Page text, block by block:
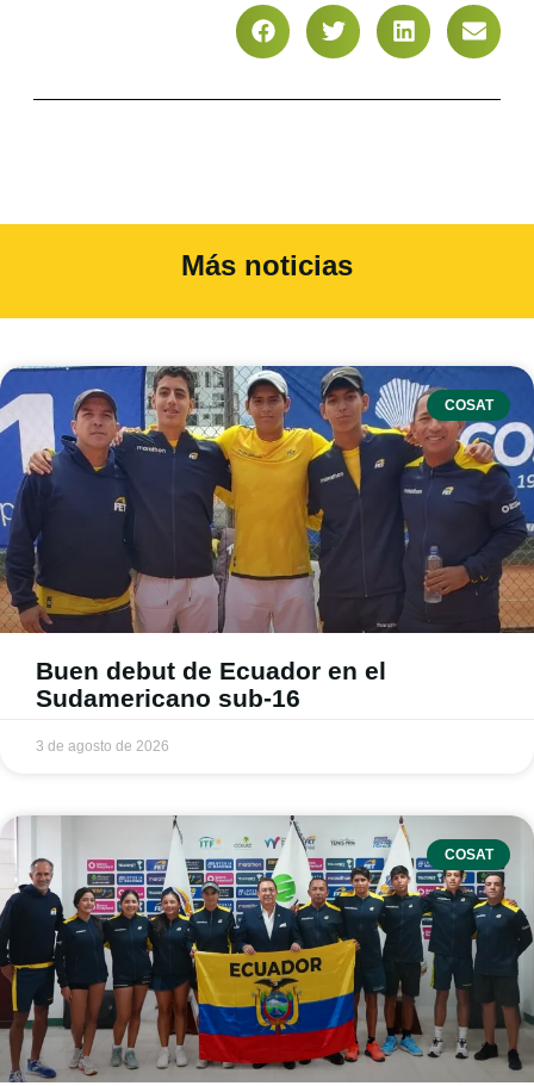
Más noticias
COSAT
Buen debut de Ecuador en el
Sudamericano sub-16
3 de agosto de 2026
COSAT